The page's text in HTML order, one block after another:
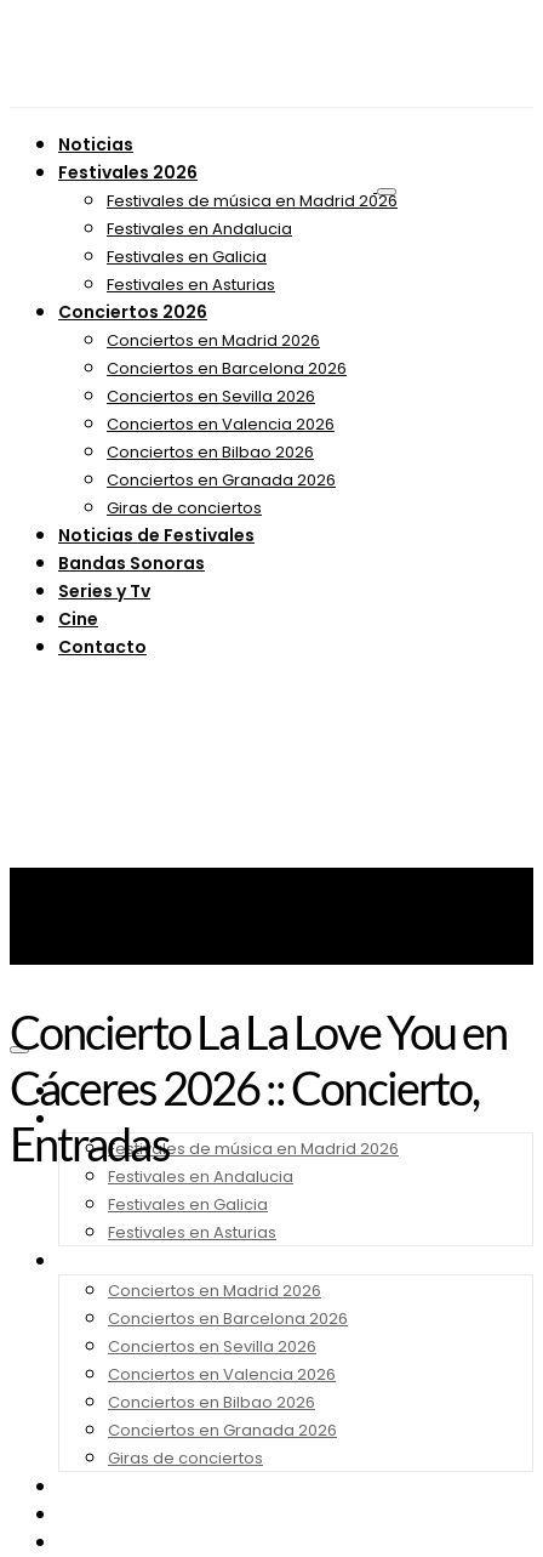
Noticias
Festivales 2026
Festivales de música en Madrid 2026
Festivales en Andalucia
Festivales en Galicia
Festivales en Asturias
Conciertos 2026
Conciertos en Madrid 2026
Conciertos en Barcelona 2026
Conciertos en Sevilla 2026
Conciertos en Valencia 2026
Conciertos en Bilbao 2026
Conciertos en Granada 2026
Giras de conciertos
Noticias de Festivales
Bandas Sonoras
Series y Tv
Cine
Contacto
Noticias
Festivales de música en Madrid 2026
Festivales en Andalucia
Festivales en Galicia
Festivales en Asturias
Conciertos en Madrid 2026
Conciertos en Barcelona 2026
Conciertos en Sevilla 2026
Conciertos en Valencia 2026
Conciertos en Bilbao 2026
Conciertos en Granada 2026
Giras de conciertos
Concierto La La Love You en
Cáceres 2026 :: Concierto,
Entradas